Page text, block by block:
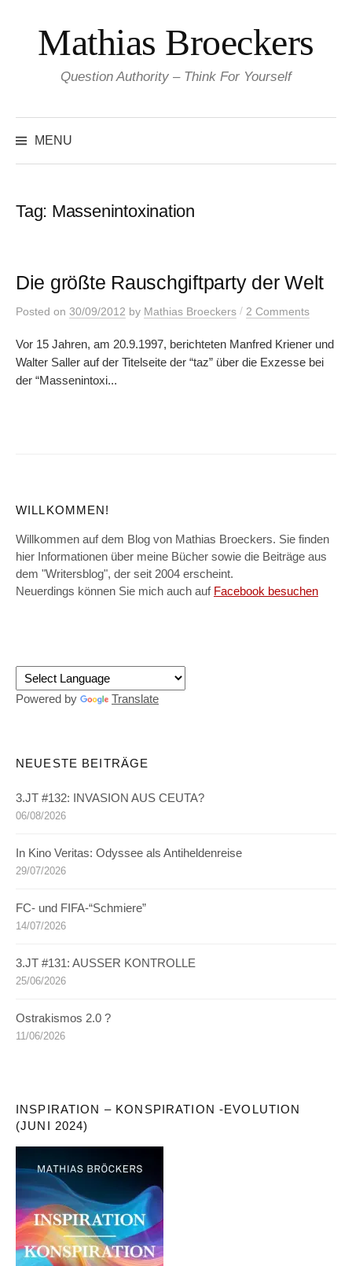
content
Mathias Broeckers
Question Authority – Think For Yourself
MENU
Tag: Massenintoxination
Die größte Rauschgiftparty der Welt
Posted on 30/09/2012 by Mathias Broeckers / 2 Comments
Vor 15 Jahren, am 20.9.1997, berichteten Manfred Kriener und
Walter Saller auf der Titelseite der “taz” über die Exzesse bei
der “Massenintoxi...
WILLKOMMEN!
Willkommen auf dem Blog von Mathias Broeckers. Sie finden
hier Informationen über meine Bücher sowie die Beiträge aus
dem "Writersblog", der seit 2004 erscheint.
Neuerdings können Sie mich auch auf Facebook besuchen
Powered by Translate
NEUESTE BEITRÄGE
3.JT #132: INVASION AUS CEUTA?
06/08/2026
In Kino Veritas: Odyssee als Antiheldenreise
29/07/2026
FC- und FIFA-“Schmiere”
14/07/2026
3.JT #131: AUSSER KONTROLLE
25/06/2026
Ostrakismos 2.0 ?
11/06/2026
INSPIRATION – KONSPIRATION -EVOLUTION
(JUNI 2024)